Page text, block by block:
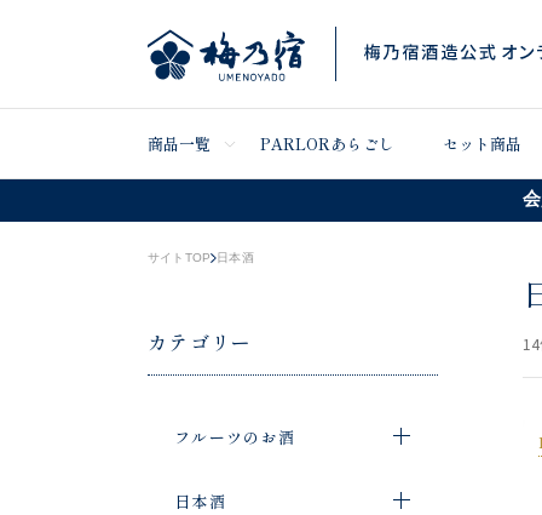
商品一覧 PARLORあらごし セット商品
サイトTOP 日本酒
カテゴリー
フルーツのお酒
日本酒
14